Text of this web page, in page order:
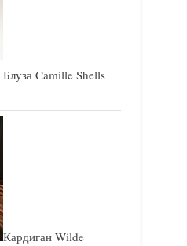
Блуза Camille Shells
Кардиган Wilde